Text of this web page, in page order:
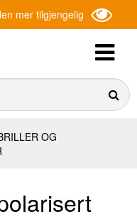
mer tilgjengelig
OG